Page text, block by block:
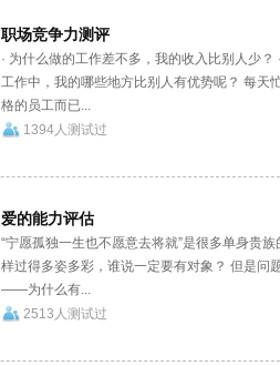
职场竞争力测评
· 为什么做的工作差不多，我的收入比别人少
工作中，我的哪些地方比别人有优势呢？ 每天
格的员工而已...
1394人测试过
爱的能力评估
“宁愿孤独一生也不愿意去将就”是很多单身贵
样过得多姿多彩，谁说一定要有对象？ 但是问
——为什么有...
2513人测试过